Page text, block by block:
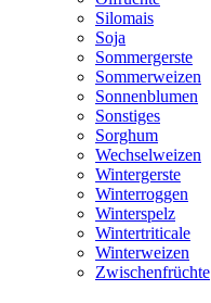
Silomais
Soja
Sommergerste
Sommerweizen
Sonnenblumen
Sonstiges
Sorghum
Wechselweizen
Wintergerste
Winterroggen
Winterspelz
Wintertriticale
Winterweizen
Zwischenfrüchte